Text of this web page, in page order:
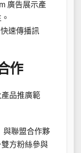
廣告展示產
速傳播訊
作
品推廣範
與聯盟合作夥
方粉絲參與